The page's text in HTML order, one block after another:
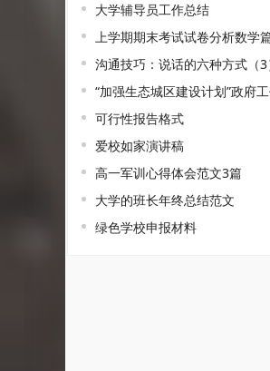
大学辅导员工作总结
上学期期末考试试卷分析数学
沟通技巧：说话的六种方式（3
“加强生态城区建设计划”政府
可行性报告格式
爱校如家演讲稿
高一军训心得体会范文3篇
大学的班长年终总结范文
绿色学校申报材料